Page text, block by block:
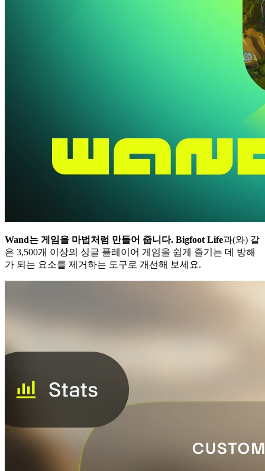
Wand는 게임을 마법처럼 만들어 줍니다. Bigfoot Life과(와) 같
은 3,500개 이상의 싱글 플레이어 게임을 쉽게 즐기는 데 방해
가 되는 요소를 제거하는 도구로 개선해 보세요.